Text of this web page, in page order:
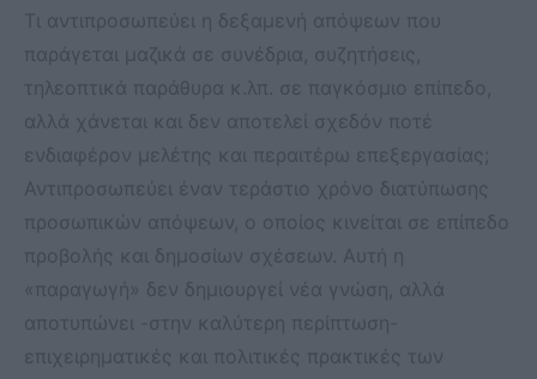
Τι αντιπροσωπεύει η δεξαμενή απόψεων που
παράγεται μαζικά σε συνέδρια, συζητήσεις,
τηλεοπτικά παράθυρα κ.λπ. σε παγκόσμιο επίπεδο,
αλλά χάνεται και δεν αποτελεί σχεδόν ποτέ
ενδιαφέρον μελέτης και περαιτέρω επεξεργασίας;
Αντιπροσωπεύει έναν τεράστιο χρόνο διατύπωσης
προσωπικών απόψεων, ο οποίος κινείται σε επίπεδο
προβολής και δημοσίων σχέσεων. Αυτή η
«παραγωγή» δεν δημιουργεί νέα γνώση, αλλά
αποτυπώνει -στην καλύτερη περίπτωση-
επιχειρηματικές και πολιτικές πρακτικές των